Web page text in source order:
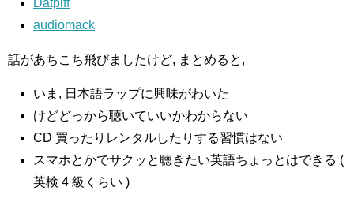
audiomack
話があちこち飛びましたけど, まとめると,
いま, 日本語ラップに興味がわいた
けどどっから聴いていいかわからない
CD 買ったりレンタルしたりする習慣はない
スマホとかでサクッと聴きたい英語ちょっとはできる (
英検 4 級くらい )